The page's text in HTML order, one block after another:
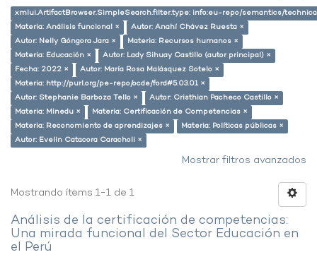
xmlui.ArtifactBrowser.SimpleSearch.filter.type: info:eu-repo/semantics/
Materia: Análisis funcional ×
Autor: Anahí Chávez Ruesta ×
Autor: Nelly Góngora Jara ×
Materia: Recursos humanos ×
Materia: Educación ×
Autor: Lady Sihuay Castillo (autor principal) ×
Fecha: 2022 ×
Autor: María Rosa Malásquez Sotelo ×
Materia: http://purl.org/pe-repo/ocde/ford#5.03.01 ×
Autor: Stephanie Barboza Tello ×
Autor: Cristhian Pacheco Castillo ×
Materia: Minedu ×
Materia: Certificación de Competencias ×
Materia: Reconomiento de aprendizajes ×
Materia: Políticas públicas ×
Autor: Evelin Catacora Caracholi ×
Mostrar filtros avanzados
Mostrando ítems 1-1 de 1
Análisis de la certificación de competencias:
Una mirada funcional del Sector Educación en
el Perú